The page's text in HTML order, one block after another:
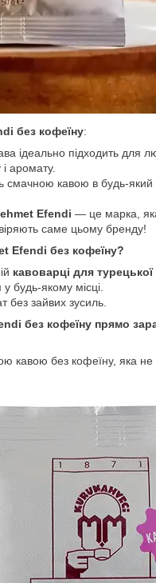
без кофеїну:
ідеально підходить для
аромату.
смачною кавою в будь-
Efendi — це марка,
саме цьому бренду!
Efendi без кофеїну?
кавоварці для турецької
будь-якому місці.
без зайвих зусиль.
без кофеїну прямо
кавою без кофеїну, яка